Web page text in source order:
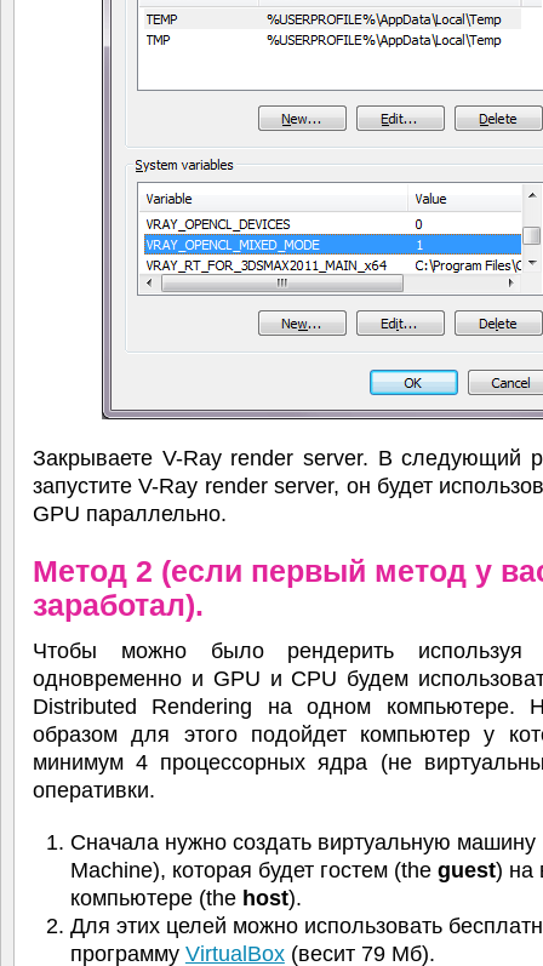
Закрываете V-Ray render server. В следующий
запустите V-Ray render server, он будет
GPU параллельно.
Метод 2 (если первый метод у
заработал).
Чтобы можно было рендерить используя
одновременно и GPU и CPU будем
Distributed Rendering на одном компьютере.
образом для этого подойдет компьютер у
минимум 4 процессорных ядра (не
оперативки.
Сначала нужно создать виртуальную машину
Machine), которая будет гостем (the guest) на
компьютере (the host).
Для этих целей можно использовать
программу VirtualBox(весит 79 Мб).